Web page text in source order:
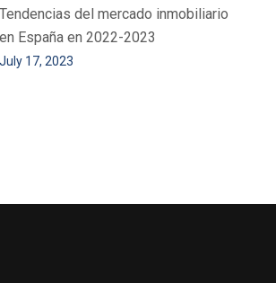
Tendencias del mercado inmobiliario
en España en 2022-2023
July 17, 2023